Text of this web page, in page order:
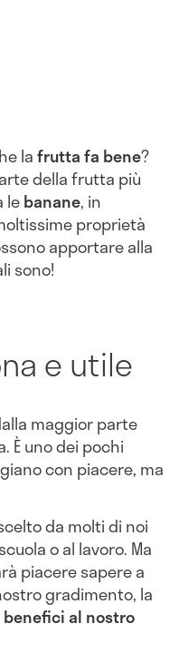
lafrutta fa bene?
della frutta più
lebanane, in
proprietà
apportare alla
sono!
e utile
maggior parte
È uno dei pochi
con piacere, ma
da molti di noi
o al lavoro. Ma
piacere sapere a
gradimento, la
benefici al nostro